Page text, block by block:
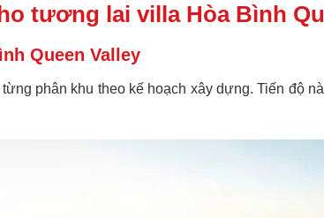
tương lai villa Hòa Bình
Queen Valley
phân khu theo kế hoạch xây dựng. Tiến độ